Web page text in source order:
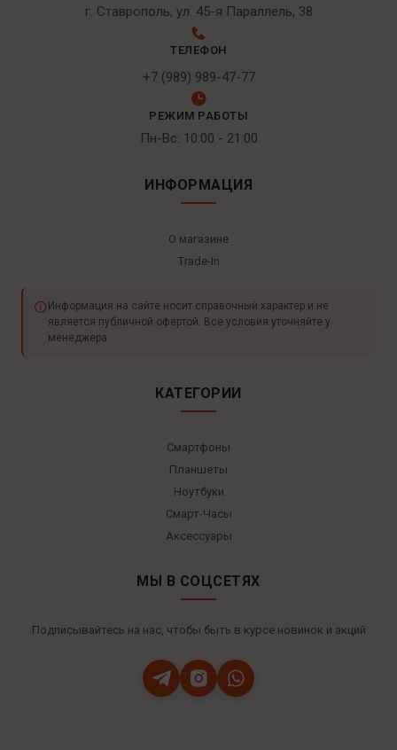
г. Ставрополь, ул. 45-я Параллель, 38
ТЕЛЕФОН
+7 (989) 989-47-77
РЕЖИМ РАБОТЫ
Пн-Вс: 10:00 - 21:00
ИНФОРМАЦИЯ
О магазине
Trade-In
Информация на сайте носит справочный характер и не
является публичной офертой. Все условия уточняйте у
менеджера.
КАТЕГОРИИ
Смартфоны
Планшеты
Ноутбуки
Смарт-Часы
Аксессуары
МЫ В СОЦСЕТЯХ
Подписывайтесь на нас, чтобы быть в курсе новинок и акций